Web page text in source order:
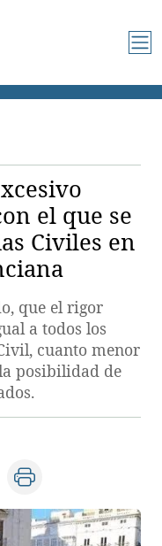
el que se
Civiles en
que el rigor
a todos los
cuanto menor
posibilidad de